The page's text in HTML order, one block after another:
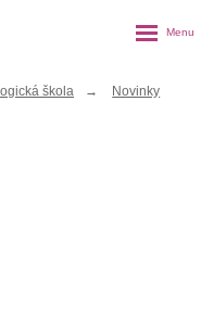
škola
Novinky